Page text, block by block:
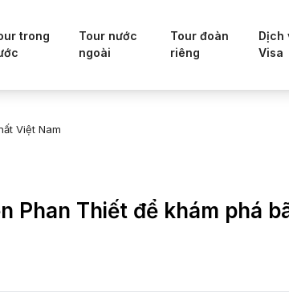
trong
Tour nước
ngoài
Tour đoàn
riêng
Dịch
Visa
Việt Nam
Phan Thiết để khám phá